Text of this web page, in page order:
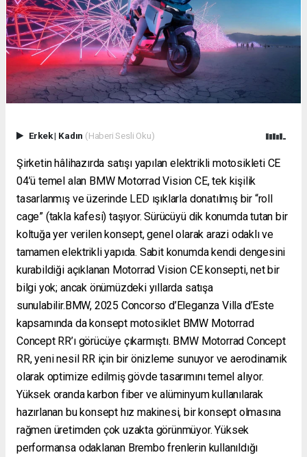
Erkek| Kadın (Haberi Sesli Oku)
Şirketin hâlihazırda satışı yapılan elektrikli motosikleti CE
04’ü temel alan BMW Motorrad Vision CE, tek kişilik
tasarlanmış ve üzerinde LED ışıklarla donatılmış bir “roll
cage” (takla kafesi) taşıyor. Sürücüyü dik konumda tutan bir
koltuğa yer verilen konsept, genel olarak arazi odaklı ve
tamamen elektrikli yapıda. Sabit konumda kendi dengesini
kurabildiği açıklanan Motorrad Vision CE konsepti, net bir
bilgi yok; ancak önümüzdeki yıllarda satışa
sunulabilir.BMW, 2025 Concorso d’Eleganza Villa d’Este
kapsamında da konsept motosiklet BMW Motorrad
Concept RR’ı görücüye çıkarmıştı. BMW Motorrad Concept
RR, yeni nesil RR için bir önizleme sunuyor ve aerodinamik
olarak optimize edilmiş gövde tasarımını temel alıyor.
Yüksek oranda karbon fiber ve alüminyum kullanılarak
hazırlanan bu konsept hız makinesi, bir konsept olmasına
rağmen üretimden çok uzakta görünmüyor. Yüksek
performansa odaklanan Brembo frenlerin kullanıldığı